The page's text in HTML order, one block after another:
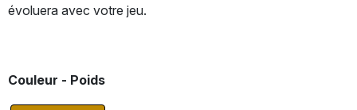
évoluera avec votre jeu.
Couleur - Poids